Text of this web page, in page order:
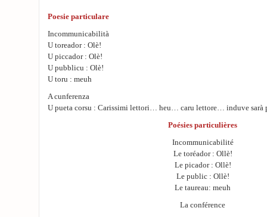
Poesie particulare
Incommunicabilità
U toreador : Olè!
U piccador : Olè!
U pubblicu : Olè!
U toru : meuh
A cunferenza
U pueta corsu : Carissimi lettori… heu… caru lettore… induve sarà
Poésies particulières
Incommunicabilité
Le toréador : Ollè!
Le picador : Ollè!
Le public : Ollè!
Le taureau: meuh
La conférence